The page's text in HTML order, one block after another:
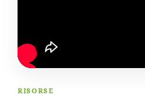
RISORSE